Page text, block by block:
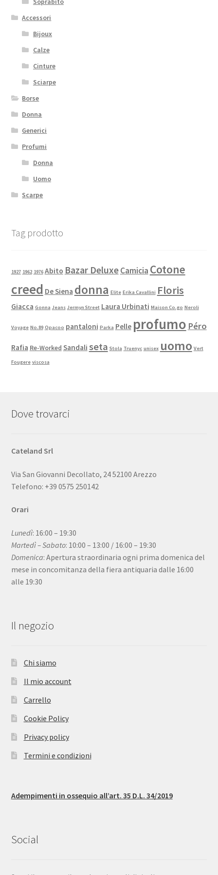
Accessori
Bijoux
Calze
Cinture
Sciarpe
Borse
Donna
Generici
Profumi
Donna
Uomo
Scarpe
Tag prodotto
1927 1962 1976 Abito Bazar DeluxeCamicia Cotone
creed De Siena donna Elite Erika Cavallini Floris
Giacca Gonna Jeans Jermyn Street Laura Urbinati Maison Co.go Neroli
Voyage No.89 Opacoo pantaloni Parka Pelle profumo Péro
Rafia Re-Worked Sandali seta Stola Truenyc unisex uomo Vert
Fougere viscosa
Dove trovarci
Cateland Srl
Via San Giovanni Decollato, 24 52100 Arezzo
Telefono: +39 0575 250142
Orari
Lunedì: 16:00 – 19:30
Martedì – Sabato: 10:00 – 13:00 / 16:00 – 19:30
Domenica: Apertura straordinaria ogni prima domenica del
mese in concomitanza della fiera antiquaria dalle 16:00
alle 19:30
Il negozio
Chi siamo
Il mio account
Carrello
Cookie Policy
Privacy policy
Termini e condizioni
Adempimenti in ossequio all’art. 35 D.L. 34/2019
Social